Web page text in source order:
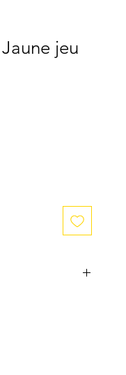
jeu